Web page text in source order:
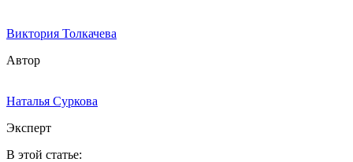
Виктория Толкачева
Автор
Наталья Суркова
Эксперт
В этой статье: